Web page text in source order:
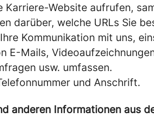
Karriere-Website aufrufen,
darüber, welche URLs Sie
Kommunikation mit uns,
E-Mails,
usw. umfassen.
und Anschrift.
anderen Informationen aus